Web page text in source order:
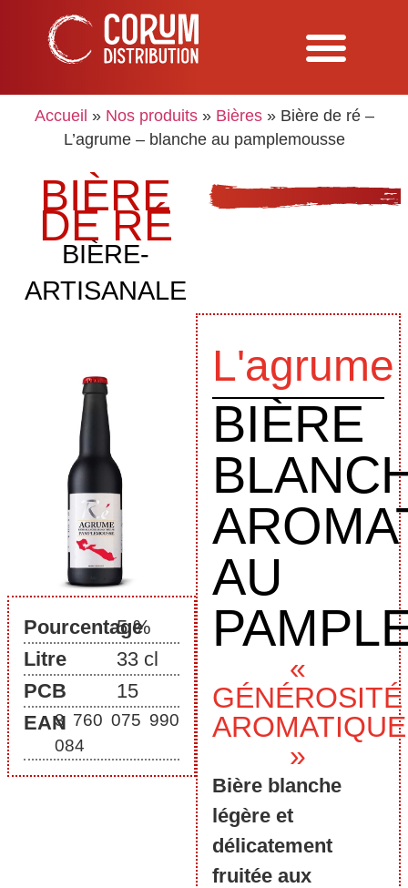
Accueil » Nos produits» Bières» Bière de ré –
L’agrume – blanche au pamplemousse
BIÈRE
DE RÉ
BIÈRE-
ARTISANALE
Pourcentage
5 %
Litre
33 cl
PCB
15
EAN3 760 075 990
084
L'agrume​
BIÈRE
AU
«
GÉNÉROSITÉ
AROMATIQUE
»
Bière blanche
légère et
délicatement
fruitée aux